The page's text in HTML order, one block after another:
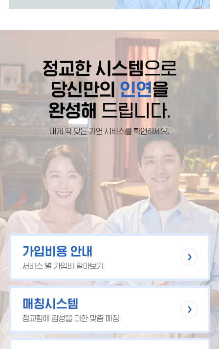
가입비용 안내
서비스 별 가입비 알아보기
매칭시스템
정교함에 감성을 더한 맞춤 매칭